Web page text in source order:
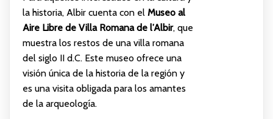
la historia, Albir cuenta con el Museo al
Aire Libre de Villa Romana de l’Albir, que
muestra los restos de una villa romana
del siglo II d.C. Este museo ofrece una
visión única de la historia de la región y
es una visita obligada para los amantes
de la arqueología.